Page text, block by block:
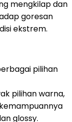
mengkilap dan
goresan
ekstrem.
pilihan
pilihan warna,
glossy.